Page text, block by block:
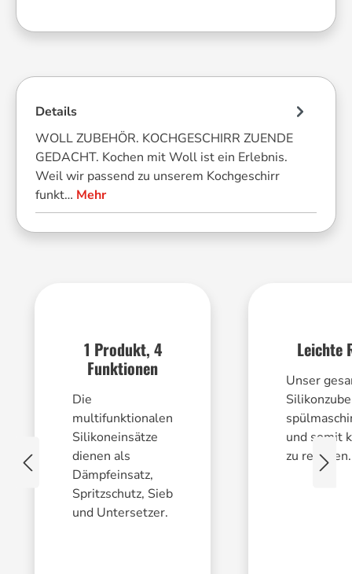
Details
WOLL ZUBEHÖR. KOCHGESCHIRR ZUENDE
GEDACHT. Kochen mit Woll ist ein Erlebnis.
Weil wir passend zu unserem Kochgeschirr
funkt… Mehr
1 Produkt, 4
Funktionen
Die
multifunktionalen
Silikoneinsätze
dienen als
Dämpfeinsatz,
Spritzschutz, Sieb
und Untersetzer.
Leichte
Unser
und somit
zu reinigen.